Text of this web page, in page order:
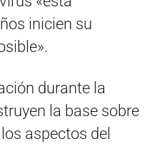
inicien su
durante la
la base sobre
aspectos del